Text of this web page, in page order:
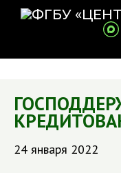
24 января 2022